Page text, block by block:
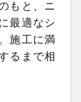
もと、ニ
最適なシ
施工に満
るまで相